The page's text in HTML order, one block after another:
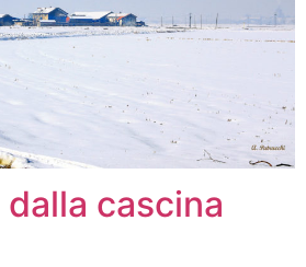
cascina